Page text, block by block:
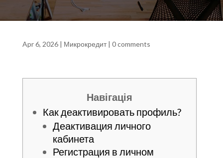
Apr 6, 2026| Микрокредит| 0 comments
Навігація
Как деактивировать профиль?
Деактивация личного
кабинета
Регистрация в личном